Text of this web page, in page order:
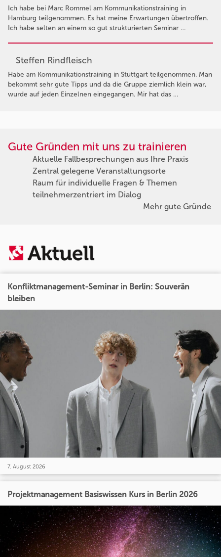
Ich habe bei Marc Rommel am Kommunikationstraining in
Hamburg teilgenommen. Es hat meine Erwartungen übertroffen.
Ich habe selten an einem so gut strukturierten Seminar …
Steffen Rindfleisch
Habe am Kommunikationstraining in Stuttgart teilgenommen. Man
bekommt sehr gute Tipps und da die Gruppe ziemlich klein war,
wurde auf jeden Einzelnen eingegangen. Mir hat das …
Gute Gründen mit uns zu trainieren
Aktuelle Fallbesprechungen aus Ihre Praxis
Zentral gelegene Veranstaltungsorte
Raum für individuelle Fragen & Themen
teilnehmerzentriert im Dialog
Mehr gute Gründe
Konfliktmanagement-Seminar in Berlin: Souverän
bleiben
7. August 2026
Projektmanagement Basiswissen Kurs in Berlin 2026